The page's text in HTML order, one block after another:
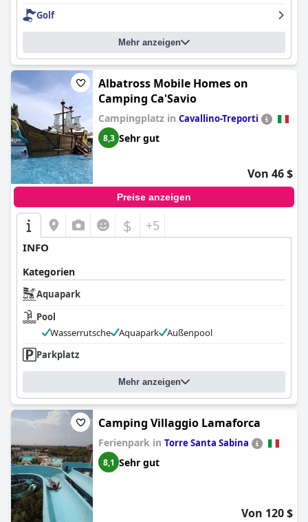
Golf
Mehr anzeigen
Albatross Mobile Homes on
Camping Ca'Savio
Campingplatz in Cavallino-Treporti
8,3 Sehr gut
Von 46 $
Preise anzeigen
$ +5
INFO
Kategorien
Aquapark
Pool
Wasserrutsche
Aquapark
Außenpool
Parkplatz
Mehr anzeigen
Camping Villaggio Lamaforca
Ferienpark in Torre Santa Sabina
8,1 Sehr gut
Von 120 $